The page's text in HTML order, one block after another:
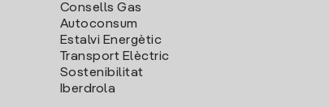
Consells Gas
Autoconsum
Estalvi Energètic
Transport Elèctric
Sostenibilitat
Iberdrola